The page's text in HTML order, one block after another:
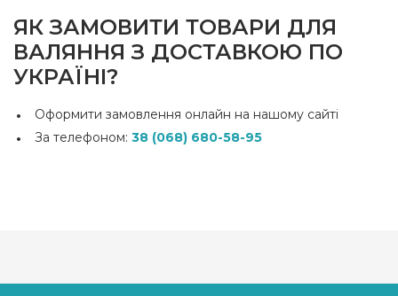
ЯК ЗАМОВИТИ ТОВАРИ ДЛЯ
ВАЛЯННЯ З ДОСТАВКОЮ ПО
УКРАЇНІ?
Оформити замовлення онлайн на нашому сайті
За телефоном: 38 (068) 680-58-95